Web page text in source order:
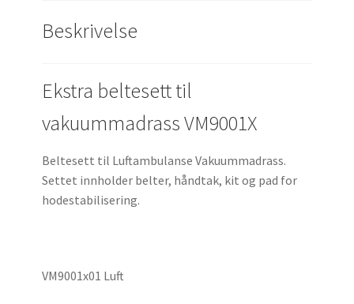
Beskrivelse
Ekstra beltesett til
vakuummadrass VM9001X
Beltesett til Luftambulanse Vakuummadrass.
Settet innholder belter, håndtak, kit og pad for
hodestabilisering.
VM9001x01 Luft